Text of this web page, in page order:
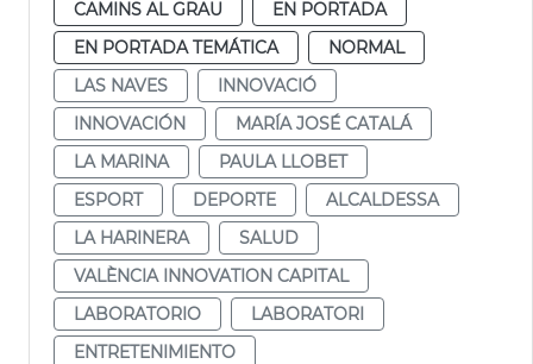
CAMINS AL GRAU
EN PORTADA
EN PORTADA TEMÁTICA
NORMAL
LAS NAVES
INNOVACIÓ
INNOVACIÓN
MARÍA JOSÉ CATALÁ
LA MARINA
PAULA LLOBET
ESPORT
DEPORTE
ALCALDESSA
LA HARINERA
SALUD
VALÈNCIA INNOVATION CAPITAL
LABORATORIO
LABORATORI
ENTRETENIMIENTO